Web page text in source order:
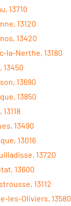
13710
13120
13420
la-Nerthe, 13180
13450
13690
13850
13490
13016
13720
13600
13112
les-Oliviers, 13580